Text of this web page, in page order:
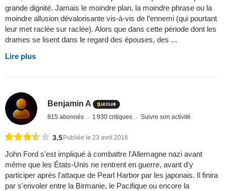
grande dignité. Jamais le moindre plan, la moindre phrase ou la
moindre allusion dévalorisante vis-à-vis de l’ennemi (qui pourtant
leur met raclée sur raclée). Alors que dans cette période dont les
drames se lisent dans le regard des épouses, des ...
Lire plus
Benjamin A
815 abonnés 1 930 critiques Suivre son activité
3,5Publiée le 23 avril 2016
John Ford s'est impliqué à combattre l'Allemagne nazi avant
même que les États-Unis ne rentrent en guerre, avant d'y
participer après l'attaque de Pearl Harbor par les japonais. Il finira
par s'envoler entre la Birmanie, le Pacifique ou encore la